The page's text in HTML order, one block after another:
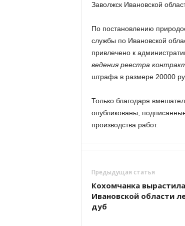
Заволжск Ивановской
По постановлению
службы по Ивановской
привлечено к
ведения реестра
штрафа в размере 20000
Только благодаря
опубликованы,
производства работ.
Предыдущая статья
Кохомчанка
Ивановской области
дуб